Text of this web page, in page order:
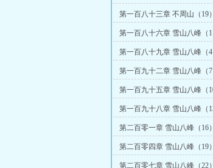
第一百八十三章 不周山（19）
第一百八十六章 雪山八峰（1
第一百八十九章 雪山八峰（4
第一百九十二章 雪山八峰（7
第一百九十五章 雪山八峰（
第一百九十八章 雪山八峰（
第二百零一章 雪山八峰（16）
第二百零四章 雪山八峰（19）
第二百零七章 雪山八峰（22）